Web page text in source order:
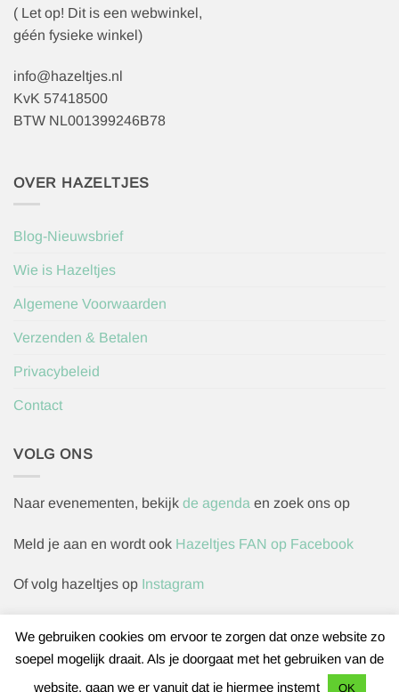
( Let op! Dit is een webwinkel,
géén fysieke winkel)
info@hazeltjes.nl
KvK 57418500
BTW NL001399246B78
OVER HAZELTJES
Blog-Nieuwsbrief
Wie is Hazeltjes
Algemene Voorwaarden
Verzenden & Betalen
Privacybeleid
Contact
VOLG ONS
Naar evenementen, bekijk de agenda en zoek ons op
Meld je aan en wordt ook Hazeltjes FAN op Facebook
Of volg hazeltjes op Instagram
Herroepingsverzoek indienen
We gebruiken cookies om ervoor te zorgen dat onze website zo
soepel mogelijk draait. Als je doorgaat met het gebruiken van de
website, gaan we er vanuit dat je hiermee instemt
OK